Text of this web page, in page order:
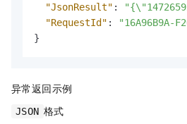
"JsonResult" :
"RequestId" :
"16A96B9A-
}
异常返回示例
JSON 格式